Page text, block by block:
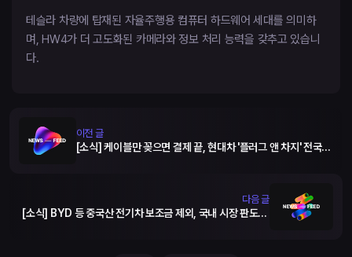
테슬라 차량에 탑재된 자율주행용 컴퓨터 하드웨어 세대를 의미하
며, HW4가 더 고도화된 카메라와 정보 처리 능력을 갖추고 있습니
다.
이전 글
[소식] 케이블만 꽂으면 결제 끝, 현대차 '플러그 앤 차지' 전국
다음 글
[소식] BYD 등 중국산 전기차 보조금 제외, 국내 시장 판도 바